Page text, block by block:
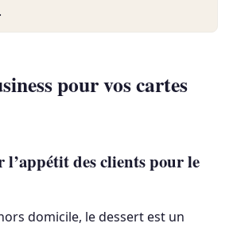
pour vos cartes
l’appétit des clients pour le
domicile, le dessert est un